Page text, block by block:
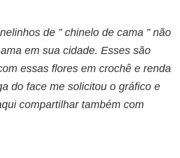
de ” chinelo de cama ” não
em sua cidade. Esses são
essas flores em crochê e renda
do face me solicitou o gráfico e
compartilhar também com